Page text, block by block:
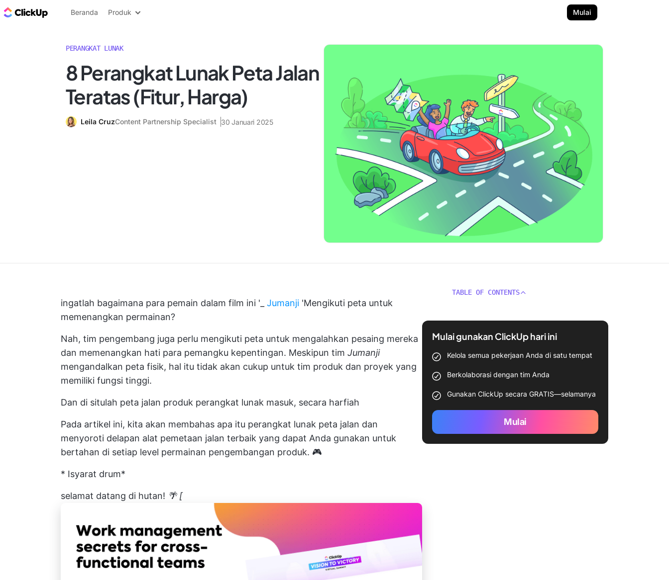
Blog ClickUp
Beranda Produk Mulai
PERANGKAT LUNAK
8 Perangkat Lunak Peta Jalan
Teratas (Fitur, Harga)
Leila CruzContent Partnership Specialist 30 Januari 2025
ingatlah bagaimana para pemain dalam film ini '_ Jumanji 'Mengikuti peta untuk
memenangkan permainan?
Nah, tim pengembang juga perlu mengikuti peta untuk mengalahkan pesaing mereka
dan memenangkan hati para pemangku kepentingan. Meskipun tim Jumanji
mengandalkan peta fisik, hal itu tidak akan cukup untuk tim produk dan proyek yang
memiliki fungsi tinggi.
Dan di situlah peta jalan produk perangkat lunak masuk, secara harfiah
Pada artikel ini, kita akan membahas apa itu perangkat lunak peta jalan dan
menyoroti delapan alat pemetaan jalan terbaik yang dapat Anda gunakan untuk
bertahan di setiap level permainan pengembangan produk. 🎮
* Isyarat drum*
selamat datang di hutan! 🌴 [
TABLE OF CONTENTS
Mulai gunakan ClickUp hari ini
Kelola semua pekerjaan Anda di satu tempat
Berkolaborasi dengan tim Anda
Gunakan ClickUp secara GRATIS—selamanya
Mulai